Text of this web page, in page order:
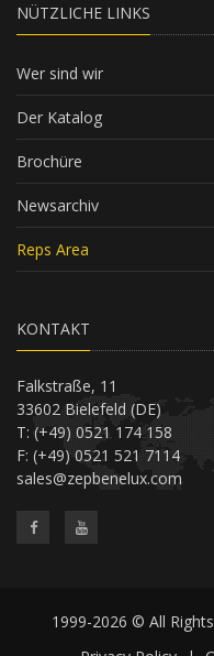
NÜTZLICHE LINKS
Wer sind wir
Der Katalog
Brochüre
Newsarchiv
Reps Area
KONTAKT
Falkstraße, 11
33602 Bielefeld (DE)
T: (+49) 0521 174 158
F: (+49) 0521 521 7114
sales@zepbenelux.com
1999-2026 © All